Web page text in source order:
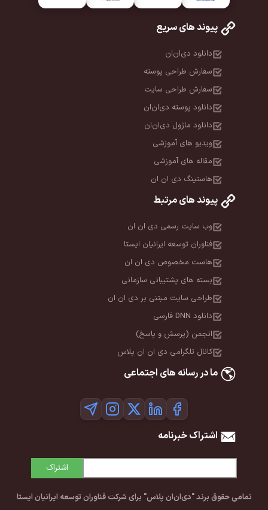
پیوند های سریع
دانلود دی‌ان‌ان
سفارش طراحی پوسته
سفارش طراحی سایت
دانلود پوسته دی‌ان‌ان
دانلود ماژول دی‌ان‌ان
ویدیو های آموزشی
مقاله های آموزشی
هاستینگ دی ان ان
پیوند های مرتبط
وب سایت رسمی دی ان ان
فناوران توسعه ایرانیان ایستا
هاست مخصوص دی ان ان
بسته های پشتیبانی سازمانی
طراحی سایت مبتنی بر دی ان ان
دانلود DNN فارسی
انجمن (پرسش و پاسخ)
کانال تلگرامی دی ان ان پلاس
ما در رسانه های اجتماعی
اشتراک خبرنامه
اشتراک
تمامی حقوق برند "دی‌ان‌ان پلاس" برای شرکت فناوران توسعه ایرانیان ایستا